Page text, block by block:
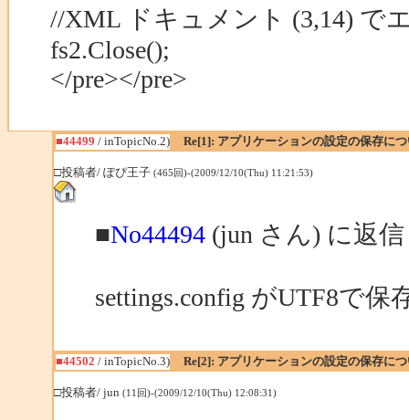
//XML ドキュメント (3,14) で
fs2.Close();
</pre></pre>
■44499 / inTopicNo.2) Re[1]: アプリケーションの設定の保存に
□投稿者/ ぽぴ王子 (465回)-(2009/12/10(Thu) 11:21:53)
■No44494(jun さん) に返信
settings.config がUTF8で
■44502 / inTopicNo.3) Re[2]: アプリケーションの設定の保存に
□投稿者/ jun (11回)-(2009/12/10(Thu) 12:08:31)